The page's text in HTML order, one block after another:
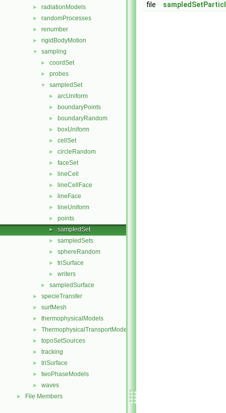
► radiationModels
► randomProcesses
► renumber
► rigidBodyMotion
▼ sampling
► coordSet
► probes
▼ sampledSet
► arcUniform
► boundaryPoints
► boundaryRandom
► boxUniform
► cellSet
► circleRandom
► faceSet
► lineCell
► lineCellFace
► lineFace
► lineUniform
► points
► sampledSet
► sampledSets
► sphereRandom
► triSurface
► writers
► sampledSurface
► specieTransfer
► surfMesh
► thermophysicalModels
► ThermophysicalTransportModels
► topoSetSources
► tracking
► triSurface
► twoPhaseModels
► waves
► File Members
file